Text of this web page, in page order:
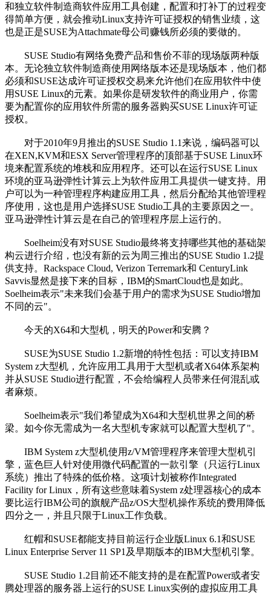
和独立软件制造商软件应用工具创建，配置和打补丁的过程变
得简单方便，就会推动Linux支持许可证授权的销售业绩，这
也是正是SUSE为Attachmate母公司赚钱所必须的要做的。
SUSE Studio有网络免费产品和售价不菲的现场版两种版
本。无论独立软件制造商使用网络版本还是现场版本，他们都
必须和SUSE达成许可证授权交易来允许他们在应用软件中使
用SUSE Linux的元素。如果你是研发软件的商业用户，你需
要为配置你的应用软件所需的服务器购买SUSE Linux许可证
授权。
对于2010年9月推出的SUSE Studio 1.1来说，编码器可以
在XEN,KVM和ESX Server管理程序的顶部基于SUSE Linux环
境来配置系统的堆栈和应用程序。还可以在运行SUSE Linux
环境的亚马逊弹性计算云上为软件应用工具提供一键支持。用
户可以为一种管理程序构建应用工具，然后分配给其他管理程
序使用，这也是用户选择SUSE Studio工具的主要原因之一。
亚马逊弹性计算云是在自己的管理程序层上运行的。
Soelheim没有对SUSE Studio最终将支持哪些其他的基础架
构云进行介绍，也没有新的云为周三推出的SUSE Studio 1.2提
供支持。Rackspace Cloud, Verizon Terremark和 CenturyLink
Savvis显然是接下来的目标，IBM的SmartCloud也是如此。
Soelheim表示"未来我们会基于用户的需求为SUSE Studio增加
不同的云"。
今天的X64和大型机，明天的Power和安腾？
SUSE为SUSE Studio 1.2新增的特性包括：可以支持IBM
System z大型机，允许应用工具用于大型机或者X64体系架构
并从SUSE Studio进行配置，不会给编程人员带来任何混乱或
者麻烦。
Soelheim表示"我们希望成为X64和大型机世界之间的桥
梁。如今你无需成为一名大型机专家就可以配置大型机了"。
IBM System z大型机使用z/VM管理程序来管理大型机引
擎，蓝色巨人针对使用微代码配置的一款引擎（只运行Linux
系统）推出了特殊的低价格。这项计划被称作Integrated
Facility for Linux，所有这些意味着System z处理器核心的成本
要比运行IBM公司的旗舰产品z/OS大型机操作系统的费用降低
四分之一，并且只限于Linux工作负载。
红帽和SUSE都能支持目前运行企业版Linux 6.1和SUSE
Linux Enterprise Server 11 SP1及早期版本的IBM大型机引擎。
SUSE Studio 1.2目前还不能支持的是在配置Power或者安
腾处理器的服务器上运行的SUSE Linux实例的虚拟应用工具